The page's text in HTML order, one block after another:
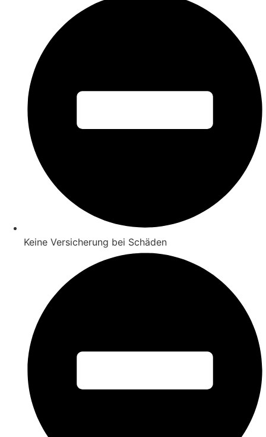
Keine Versicherung bei Schäden